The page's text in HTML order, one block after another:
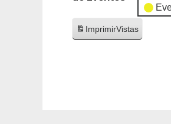
ImprimirVistas